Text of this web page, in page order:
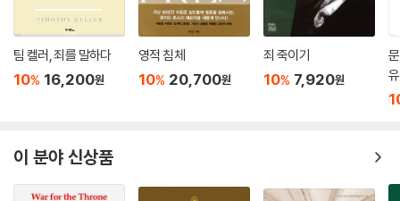
잊지 않으셨다. 응답하셨고 함께 하셨다. 하나님은 신실하셨다. 그는 그 하
나님을 만나려고 한다. 그 하나님의 그 은혜를 깨닫고자 한다. 그리고 그 언
약을 되새기며 다신 한번 믿음의 길을 걷고자 한다.
족감에 빠지기 쉽다. 그러면 삶이 꼬인다. 어떻게 해야 하는가? 첫 믿음을
회복해야 한다. 즉 ‘나의 벧엘’로 다시 올라가야 한다. 그리하여 내가 처음
인격적으로 만난 그 하나님, 내가 주님 앞에서 결단하고 맹세했던 그 약속
팀 켈러, 죄를 말하다
10% 16,200원
영적 침체
10% 20,700원
죄 죽이기
10% 7,920원
이 분야 신상품